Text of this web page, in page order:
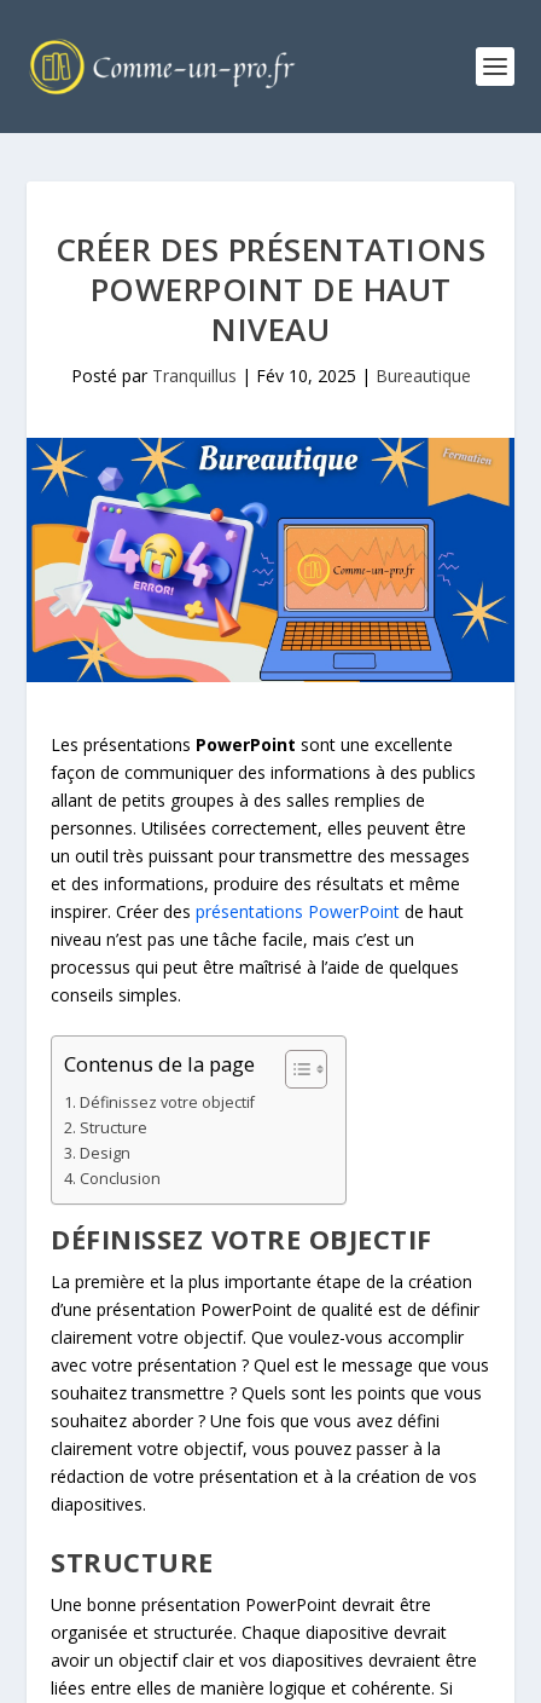
CRÉER DES PRÉSENTATIONS
POWERPOINT DE HAUT
NIVEAU
Posté par Tranquillus | Fév 10, 2025 | Bureautique
Les présentations PowerPointsont une excellente
façon de communiquer des informations à des publics
allant de petits groupes à des salles remplies de
personnes. Utilisées correctement, elles peuvent être
un outil très puissant pour transmettre des messages
et des informations, produire des résultats et même
inspirer. Créer desprésentations PowerPoint de haut
niveau n’est pas une tâche facile, mais c’est un
processus qui peut être maîtrisé à l’aide de quelques
conseils simples.
Contenus de la page
Définissez votre objectif
Structure
Design
Conclusion
DÉFINISSEZ VOTRE OBJECTIF
La première et la plus importante étape de la création
d’une présentation PowerPoint de qualité est de définir
clairement votre objectif. Que voulez-vous accomplir
avec votre présentation ? Quel est le message que vous
souhaitez transmettre ? Quels sont les points que vous
souhaitez aborder ? Une fois que vous avez défini
clairement votre objectif, vous pouvez passer à la
rédaction de votre présentation et à la création de vos
diapositives.
STRUCTURE
Une bonne présentation PowerPoint devrait être
organisée et structurée. Chaque diapositive devrait
avoir un objectif clair et vos diapositives devraient être
liées entre elles de manière logique et cohérente. Si